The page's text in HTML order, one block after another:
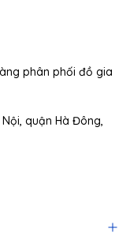
phân phối đồ gia
quận Hà Đông,